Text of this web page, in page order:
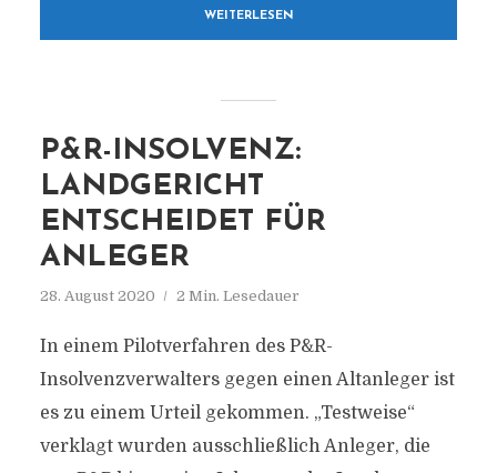
WEITERLESEN
P&R-INSOLVENZ:
LANDGERICHT
ENTSCHEIDET FÜR
ANLEGER
28. August 2020 2 Min. Lesedauer
In einem Pilotverfahren des P&R-
Insolvenzverwalters gegen einen Altanleger ist
es zu einem Urteil gekommen. „Testweise“
verklagt wurden ausschließlich Anleger, die